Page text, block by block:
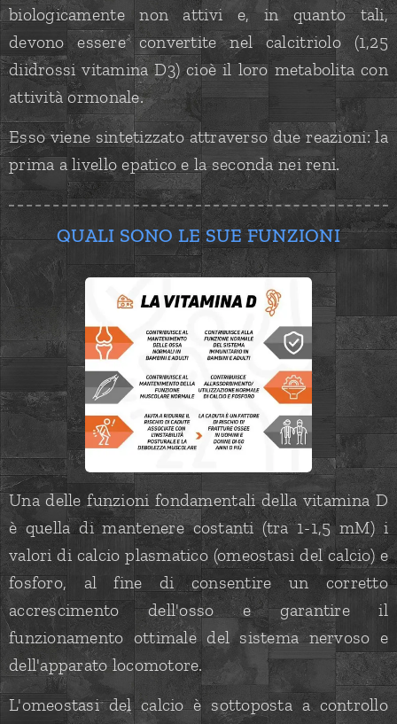
biologicamente non attivi e, in quanto tali,
devono essere convertite nel calcitriolo (1,25
diidrossi vitamina D3) cioè il loro metabolita con
attività ormonale.
Esso viene sintetizzato attraverso due reazioni: la
prima a livello epatico e la seconda nei reni.
QUALI SONO LE SUE FUNZIONI
Una delle funzioni fondamentali della vitamina D
è quella di mantenere costanti (tra 1-1,5 mM) i
valori di calcio plasmatico (omeostasi del calcio) e
fosforo, al fine di consentire un corretto
accrescimento dell'osso e garantire il
funzionamento ottimale del sistema nervoso e
dell'apparato locomotore.
L'omeostasi del calcio è sottoposta a controllo